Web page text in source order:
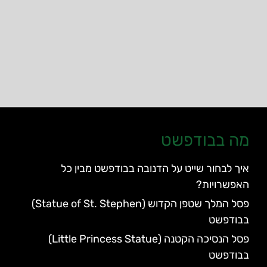
מה בבודפשט
איך לבחור שייט על הדנובה בבודפשט מבין כל
האפשרויות?
פסל המלך שטפן הקדוש (Statue of St. Stephen)
בבודפשט
פסל הנסיכה הקטנה (Little Princess Statue)
בבודפשט